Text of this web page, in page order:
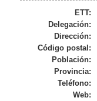
ETT:
Delegación:
Dirección:
Código postal:
Población:
Provincia:
Teléfono:
Web: